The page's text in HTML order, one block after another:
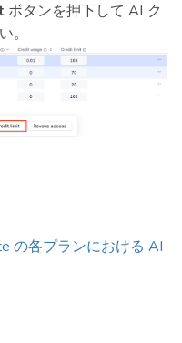
ボタンを押下して AI ク
。
の各プランにおける AI